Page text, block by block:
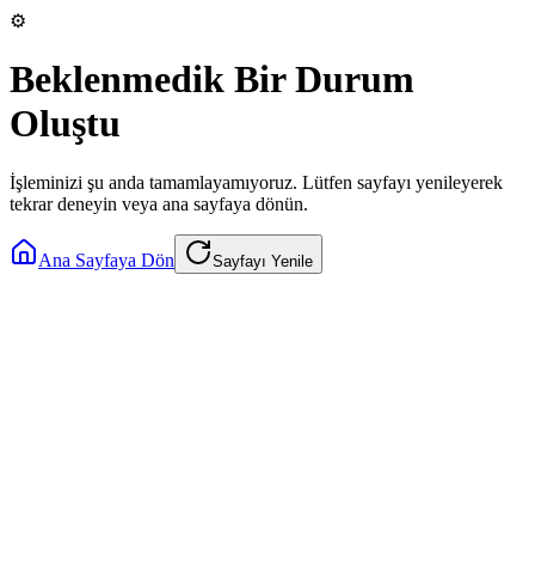
⚙️
Beklenmedik Bir Durum
Oluştu
İşleminizi şu anda tamamlayamıyoruz. Lütfen sayfayı yenileyerek
tekrar deneyin veya ana sayfaya dönün.
Ana Sayfaya Dön Sayfayı Yenile